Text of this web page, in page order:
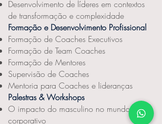
Desenvolvimento de líderes em contextos
de transformação e complexidade
Formação e Desenvolvimento Profissional
Formação de Coaches Executivos
Formação de Team Coaches
Formação de Mentores
Supervisão de Coaches
Mentoria para Coaches e lideranças
Palestras & Workshops
O impacto do masculino no mundo
corporativo